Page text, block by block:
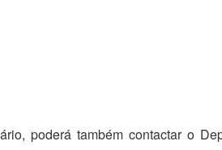
poderá também contactar o